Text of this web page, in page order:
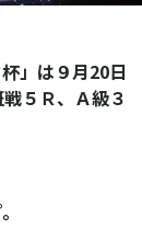
」は９月20日
５Ｒ、Ａ級３